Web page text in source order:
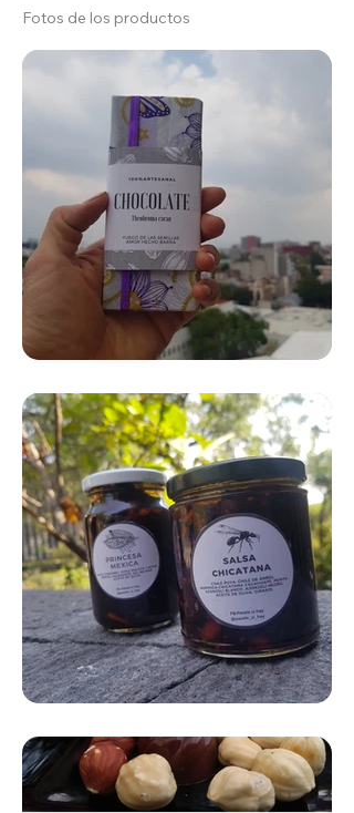
Fotos de los productos